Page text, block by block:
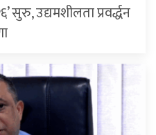
सुरु, उद्यमशीलता प्रवर्द्धन